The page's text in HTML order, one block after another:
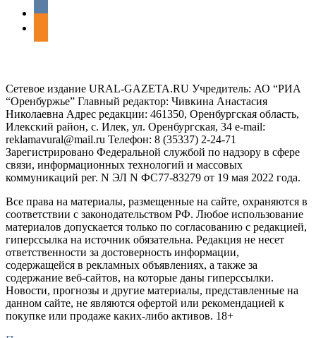
vkontakte
Сетевое издание URAL-GAZETA.RU Учредитель: АО “РИА
“Оренбуржье” Главный редактор: Чивкина Анастасия
Николаевна Адрес редакции: 461350, Оренбургская область,
Илекский район, с. Илек, ул. Оренбургская, 34 e-mail:
reklamavural@mail.ru Телефон: 8 (35337) 2-24-71
Зарегистрировано Федеральной службой по надзору в сфере
связи, информационных технологий и массовых
коммуникаций рег. N ЭЛ N ФС77-83279 от 19 мая 2022 года.
Все права на материалы, размещенные на сайте, охраняются в
соответствии с законодательством РФ. Любое использование
материалов допускается только по согласованию с редакцией,
гиперссылка на источник обязательна. Редакция не несет
ответственности за достоверность информации,
содержащейся в рекламных объявлениях, а также за
содержание веб-сайтов, на которые даны гиперссылки.
Новости, прогнозы и другие материалы, представленные на
данном сайте, не являются офертой или рекомендацией к
покупке или продаже каких-либо активов. 18+